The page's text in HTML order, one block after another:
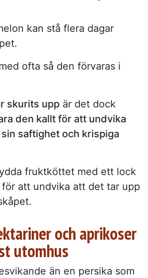
kan stå flera dagar
ofta så den förvaras i
skurits upp är det dock
den kallt för att undvika
saftighet och krispiga
fruktköttet med ett lock
att undvika att det tar upp
och aprikoser
utomhus
än en persika som